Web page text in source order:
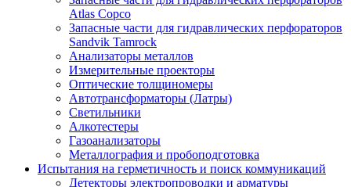
Atlas Copco
Запасные части для гидравлических перфораторов
Sandvik Tamrock
Анализаторы металлов
Измерительные проекторы
Оптические толщиномеры
Автотрансформаторы (Латры)
Светильники
Алкотестеры
Газоанализаторы
Металлография и пробоподготовка
Испытания на герметичность и поиск коммуникаций
Детекторы электропроводки и арматуры